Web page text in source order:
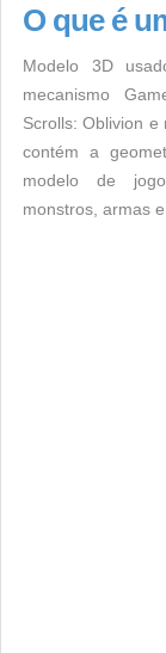
O que é
Modelo 3D
mecanismo
Scrolls: Oblivion
contém a
modelo de
monstros, armas